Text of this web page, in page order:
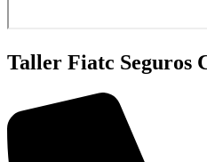
Taller Fiatc Seguros